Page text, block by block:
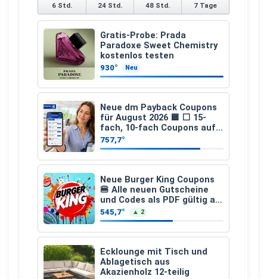
6 Std. 24 Std. 48 Std. 7 Tage
Gratis-Probe: Prada
Paradoxe Sweet Chemistry
kostenlos testen
930° Neu
Neue dm Payback Coupons
für August 2026 🟦 ⬜ 15-
fach, 10-fach Coupons auf
den gesamten Einkauf ab 2
€
757,7°
Neue Burger King Coupons
🍔 Alle neuen Gutscheine
und Codes als PDF gültig ab
25.07.2026 bis 04.09.2026
545,7° ▲ 2
Ecklounge mit Tisch und
Ablagetisch aus
Akazienholz 12-teilig